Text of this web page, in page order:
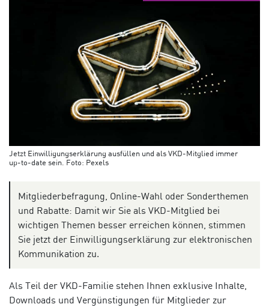
Jetzt Einwilligungserklärung ausfüllen und als VKD-Mitglied immer
up-to-date sein. Foto: Pexels
Mitgliederbefragung, Online-Wahl oder Sonderthemen
und Rabatte: Damit wir Sie als VKD-Mitglied bei
wichtigen Themen besser erreichen können, stimmen
Sie jetzt der Einwilligungserklärung zur elektronischen
Kommunikation zu.
Als Teil der VKD-Familie stehen Ihnen exklusive Inhalte,
Downloads und Vergünstigungen für Mitglieder zur